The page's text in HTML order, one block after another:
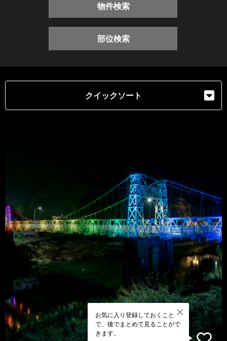
物件検索
部位検索
クイックソート
お気に入り登録しておくこと
で、後でまとめて見ることがで
きます。